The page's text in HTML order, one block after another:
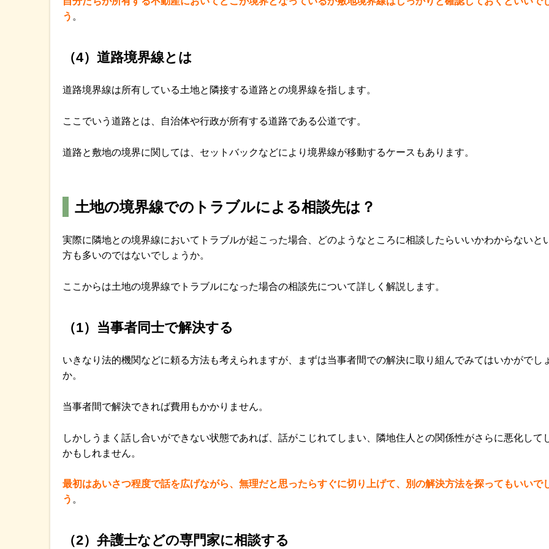
う 。
（4）道路境界線とは
道路境界線は所有している土地と隣接する道路との境界線を指します。
ここでいう道路とは、自治体や行政が所有する道路である公道です。
道路と敷地の境界に関しては、セットバックなどにより境界線が移動するケースもあります。
土地の境界線でのトラブルによる相談先は？
実際に隣地との境界線においてトラブルが起こった場合、どのようなところに相談したらいいかわからないと
方も多いのではないでしょうか。
ここからは土地の境界線でトラブルになった場合の相談先について詳しく解説します。
（1）当事者同士で解決する
いきなり法的機関などに頼る方法も考えられますが、まずは当事者間での解決に取り組んでみてはいかがでし
か。
当事者間で解決できれば費用もかかりません。
しかしうまく話し合いができない状態であれば、話がこじれてしまい、隣地住人との関係性がさらに悪化して
かもしれません。
最初はあいさつ程度で話を広げながら、無理だと思ったらすぐに切り上げて、別の解決方法を探ってもいいで
う 。
（2）弁護士などの専門家に相談する